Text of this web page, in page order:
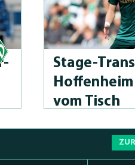
Sta­ge-
vom Tisch